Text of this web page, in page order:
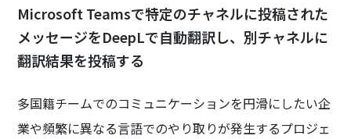
Microsoft Teamsで特定のチャネルに投稿された
メッセージをDeepLで自動翻訳し、別チャネルに
翻訳結果を投稿する
多国籍チームでのコミュニケーションを円滑にしたい企
業や頻繁に異なる言語でのやり取りが発生するプロジェ